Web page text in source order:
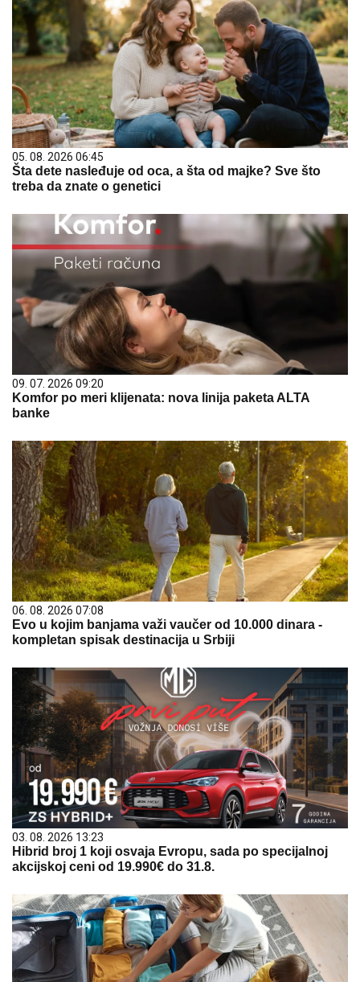
05. 08. 2026 06:45
Šta dete nasleđuje od oca, a šta od majke? Sve što
treba da znate o genetici
09. 07. 2026 09:20
Komfor po meri klijenata: nova linija paketa ALTA
banke
06. 08. 2026 07:08
Evo u kojim banjama važi vaučer od 10.000 dinara -
kompletan spisak destinacija u Srbiji
03. 08. 2026 13:23
Hibrid broj 1 koji osvaja Evropu, sada po specijalnoj
akcijskoj ceni od 19.990€ do 31.8.